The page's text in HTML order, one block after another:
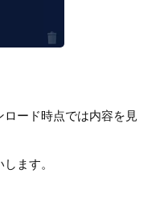
ード時点では内容を見
ます。